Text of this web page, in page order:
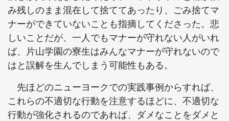
み残しのまま混在して捨ててあったり、ごみ捨てマ
ナーができていないことも指摘してくださった。悲
しいことだが、一人でもマナーが守れない人がいれ
ば、片山学園の寮生はみんなマナーが守れないので
はと誤解を生んでしまう可能性もある。
先ほどのニューヨークでの実践事例からすれば、
これらの不適切な行動を注意するほどに、不適切な
行動が強化されるのであれば、ダメなことをダメと